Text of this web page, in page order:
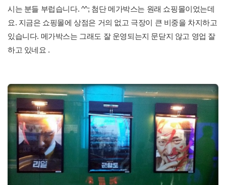
시는 분들 부럽습니다. ^^; 첨단 메가박스는 원래 쇼핑몰이었는데
요. 지금은 쇼핑몰에 상점은 거의 없고 극장이 큰 비중을 차지하고
있습니다. 메가박스는 그래도 잘 운영되는지 문닫지 않고 영업 잘
하고 있네요 .